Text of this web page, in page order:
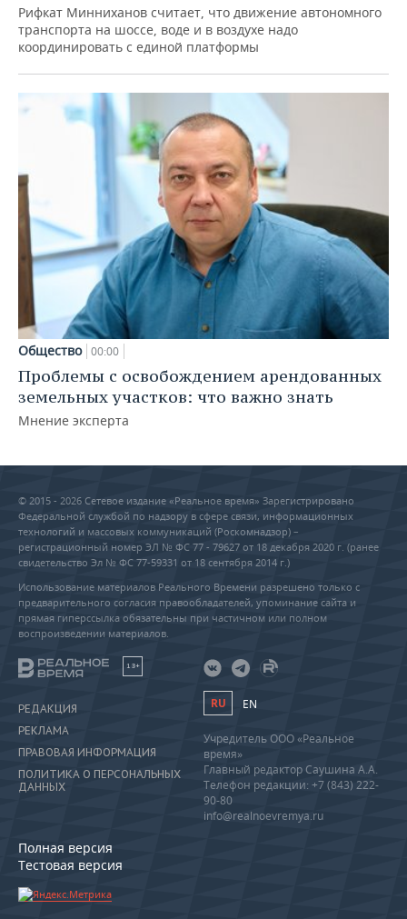
Рифкат Минниханов считает, что движение автономного
транспорта на шоссе, воде и в воздухе надо
координировать с единой платформы
Общество 00:00
Проблемы с освобождением арендованных
земельных участков: что важно знать
Мнение эксперта
© 2015 - 2026 Сетевое издание «Реальное время» Зарегистрировано
Федеральной службой по надзору в сфере связи, информационных
технологий и массовых коммуникаций (Роскомнадзор) –
регистрационный номер ЭЛ № ФС 77 - 79627 от 18 декабря 2020 г. (ранее
свидетельство Эл № ФС 77-59331 от 18 сентября 2014 г.)
Использование материалов Реального Времени разрешено только с
предварительного согласия правообладателей, упоминание сайта и
прямая гиперссылка обязательны при частичном или полном
воспроизведении материалов.
18+
РЕДАКЦИЯ
РЕКЛАМА
ПРАВОВАЯ ИНФОРМАЦИЯ
ПОЛИТИКА О ПЕРСОНАЛЬНЫХ
ДАННЫХ
Полная версия
Тестовая версия
RU EN
Учредитель ООО «Реальное
время»
Главный редактор Саушина А.А.
Телефон редакции: +7 (843) 222-
90-80
info@realnoevremya.ru